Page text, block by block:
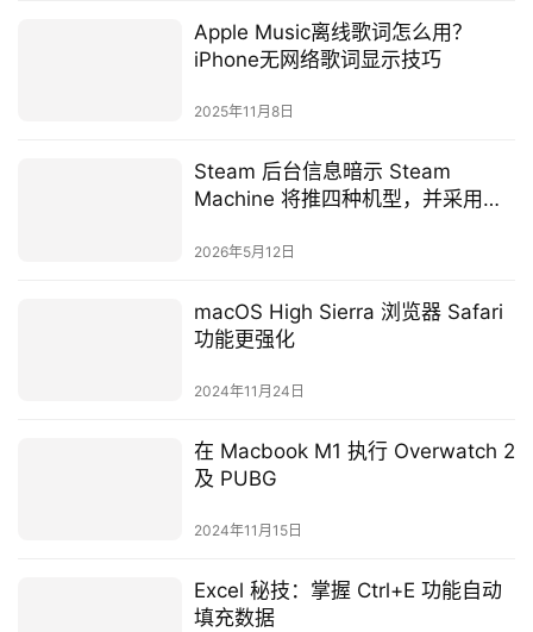
Apple Music离线歌词怎么用？
iPhone无网络歌词显示技巧
2025年11月8日
Steam 后台信息暗示 Steam
Machine 将推四种机型，并采用排
2026年5月12日
macOS High Sierra 浏览器 Safari
功能更强化
2024年11月24日
在 Macbook M1 执行 Overwatch 2
及 PUBG
2024年11月15日
Excel 秘技：掌握 Ctrl+E 功能自动
填充数据